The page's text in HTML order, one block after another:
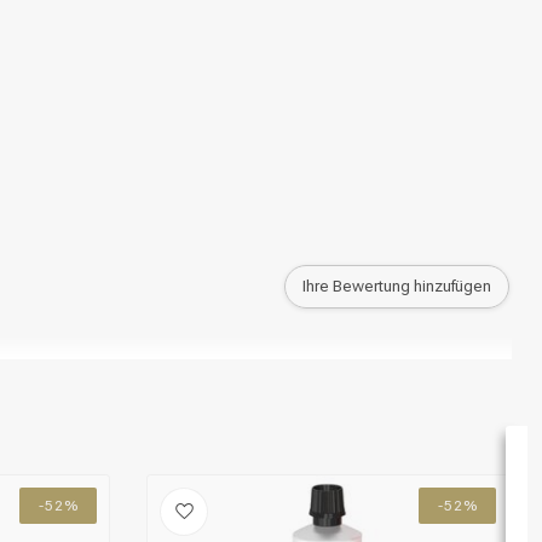
Ihre Bewertung hinzufügen
-52% -52%